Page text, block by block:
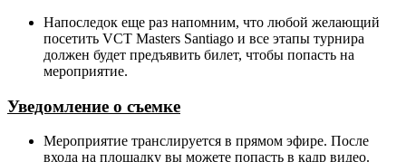
Напоследок еще раз напомним, что любой желающий
посетить VCT Masters Santiago и все этапы турнира
должен будет предъявить билет, чтобы попасть на
мероприятие.
Уведомление о съемке
Мероприятие транслируется в прямом эфире. После
входа на площадку вы можете попасть в кадр видео.